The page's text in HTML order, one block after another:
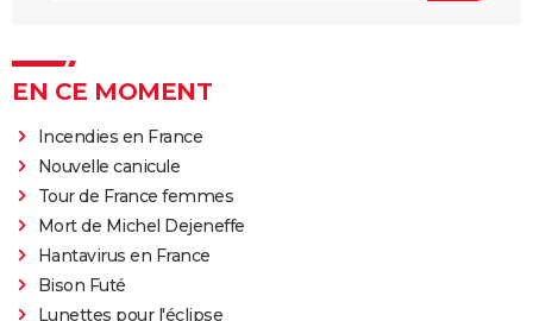
EN CE MOMENT
Incendies en France
Nouvelle canicule
Tour de France femmes
Mort de Michel Dejeneffe
Hantavirus en France
Bison Futé
Lunettes pour l'éclipse